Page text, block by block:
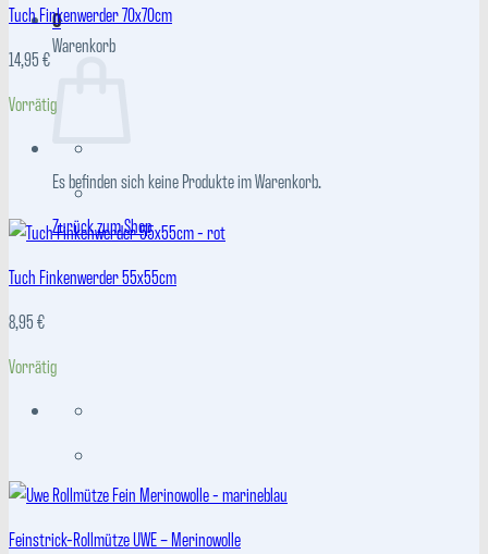
0
Warenkorb
Es befinden sich keine Produkte im Warenkorb.
Zurück zum Shop
Tuch Finkenwerder 70x70cm
14,95€
Vorrätig
Tuch Finkenwerder 55x55cm
8,95€
Vorrätig
Feinstrick-Rollmütze UWE – Merinowolle